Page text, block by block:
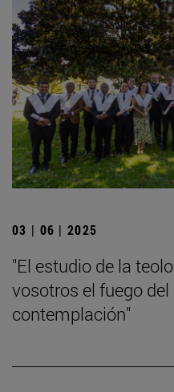
03 | 06 | 2025
"El estudio de la
vosotros el fuego del
contemplación"